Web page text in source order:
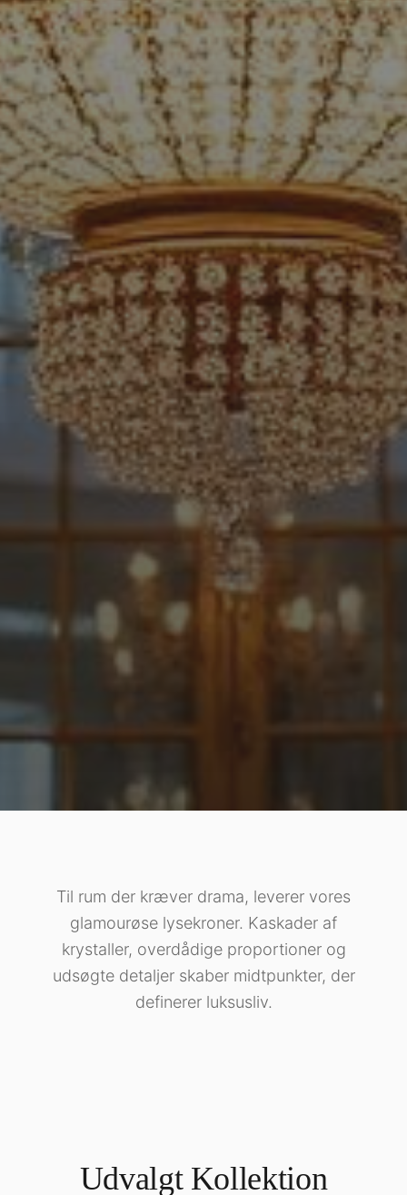
Til rum der kræver drama, leverer vores
glamourøse lysekroner. Kaskader af
krystaller, overdådige proportioner og
udsøgte detaljer skaber midtpunkter, der
definerer luksusliv.
Udvalgt Kollektion